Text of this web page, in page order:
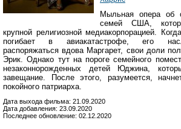
Мыльная опера об
семей США,
крупной религиозной медиакорпорацией.
погибает в авиакатастрофе, его
распоряжаться вдова Маргарет, свои доли
Эрик. Однако тут на пороге семейного
незаконнорожденных детей Юджина,
завещание. После этого, разумеется,
покойного патриарха.
Дата выхода фильма: 21.09.2020
Дата добавления: 23.09.2020
Последнее обновление: 02.12.2020